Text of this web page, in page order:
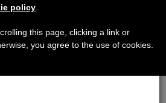
y también el
policy
this page, clicking a link or
you agree to the use of cookies.